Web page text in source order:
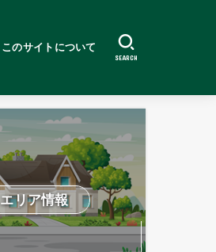
このサイトについて
SEARCH
エリア情報